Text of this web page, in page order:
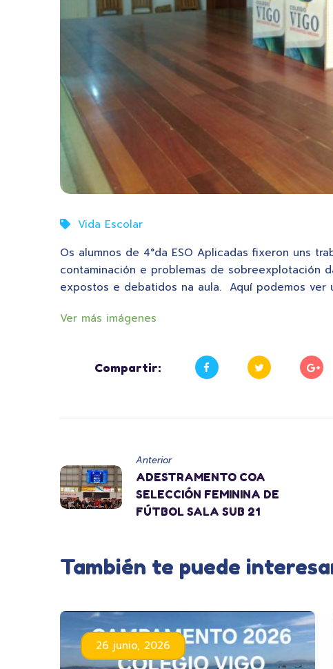
Vida Escolar
Os alumnos de 4°da ESO Aplicadas fixeron uns
contaminación e problemas de sobreexplotación
expostos e debatidos na aula. Aquí podemos ver
Ver más imágenes
Compartir:
Anterior
ADESTRAMENTO COA
SELECCIÓN FEMININA DE
FÚTBOL SALA SUB 21
También te puede
26 junio, 2026